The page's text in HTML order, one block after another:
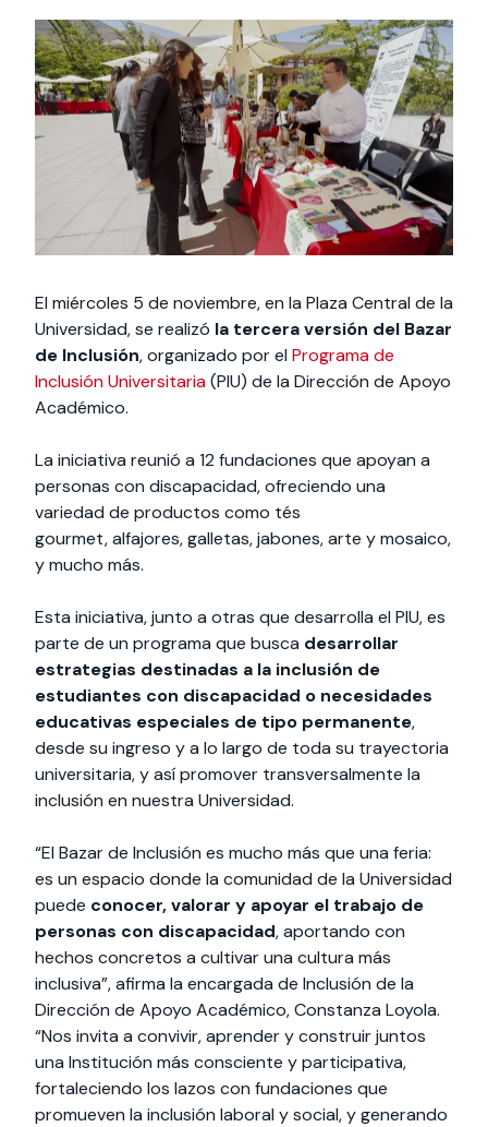
cursos
Especialidades y
estadías
Te puede
International
students
Facultades
sociedad
Extensión Cultural
Te puede interesar:Filantropía y Donaciones
intercambio
Servicios y apoyos
Te puede
interesar:
Explora el campus
Uandes
Noticias
estudiantiles
El miércoles 5 de noviembre, en la Plaza Central de la
Universidad, se realizó la tercera versión del Bazar
de Inclusión, organizado por el Programa de
Inclusión Universitaria(PIU) de la Dirección de Apoyo
Académico.
La iniciativa reunió a 12 fundaciones que apoyan a
personas con discapacidad, ofreciendo una
variedad de productos como tés
gourmet, alfajores, galletas, jabones, arte y mosaico,
y mucho más.
Esta iniciativa, junto a otras que desarrolla el PIU, es
parte de un programa que busca desarrollar
estrategias destinadas a la inclusión de
estudiantes con discapacidad o necesidades
educativas especiales de tipo permanente,
desde su ingreso y a lo largo de toda su trayectoria
universitaria, y así promover transversalmente la
inclusión en nuestra Universidad.
“El Bazar de Inclusión es mucho más que una feria:
es un espacio donde la comunidad de la Universidad
puede conocer, valorar y apoyar el trabajo de
personas con discapacidad, aportando con
hechos concretos a cultivar una cultura más
inclusiva”, afirma la encargada de Inclusión de la
Dirección de Apoyo Académico, Constanza Loyola.
“Nos invita a convivir, aprender y construir juntos
una Institución más consciente y participativa,
fortaleciendo los lazos con fundaciones que
promueven la inclusión laboral y social, y generando